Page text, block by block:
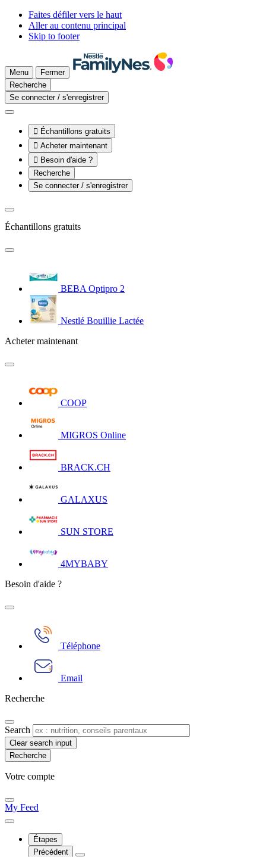
Faites défiler vers le haut
Aller au contenu principal
Skip to footer
Menu
Fermer
Recherche
Se connecter / s'enregistrer
 Échantillons gratuits
 Acheter maintenant
 Besoin d'aide ?
Recherche
Se connecter / s'enregistrer
Échantillons gratuits
BEBA Optipro 2
Nestlé Bouillie Lactée
Acheter maintenant
COOP
MIGROS Online
BRACK.CH
GALAXUS
SUN STORE
4MYBABY
Besoin d'aide ?
Téléphone
Email
Recherche
Search
Clear search input
Votre compte​
My Feed
Étapes
Précédent